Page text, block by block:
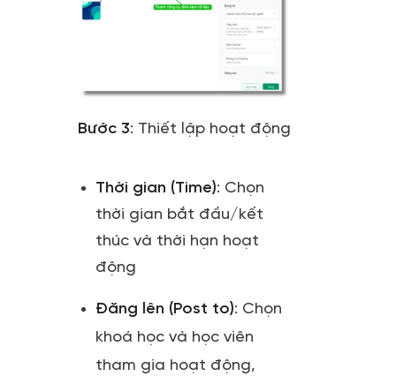
Bước 3: Thiết lập hoạt động
Thời gian (Time): Chọn
thời gian bắt đầu/kết
thúc và thời hạn hoạt
động
Đăng lên (Post to): Chọn
khoá học và học viên
tham gia hoạt động,